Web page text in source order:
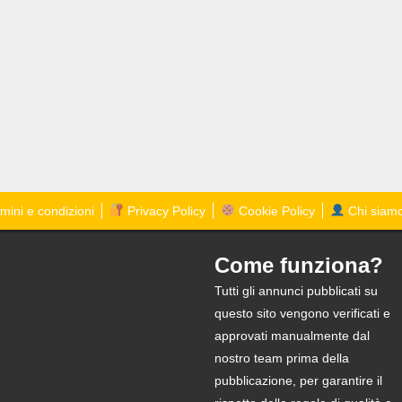
e condizioni Privacy Policy Cookie Policy Chi
Come funziona?
Tutti gli annunci pubblicati su
questo sito vengono verificati e
approvati manualmente dal
nostro team prima della
pubblicazione, per garantire il